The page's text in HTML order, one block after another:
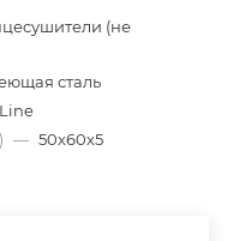
(не
сталь
— 50х60х5